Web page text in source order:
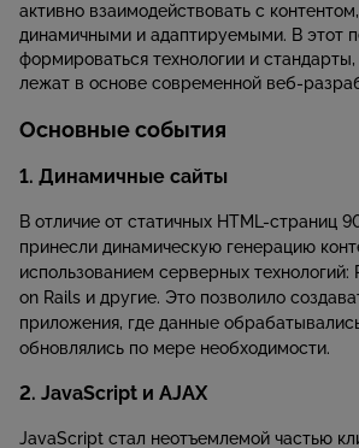
активно взаимодействовать с
динамичными и адаптируемыми. В этот
формироваться технологии и
лежат в основе современной веб-
Основные события
1. Динамичные сайты
В отличие от статичных HTML-страниц
принесли динамическую генерацию
использованием серверных технологий:
on Rails и другие. Это позволило
приложения, где данные
обновлялись по мере необходимости.
2. JavaScript и AJAX
JavaScript стал неотъемлемой частью